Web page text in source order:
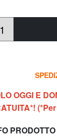
OGGI E
PRODOTTO